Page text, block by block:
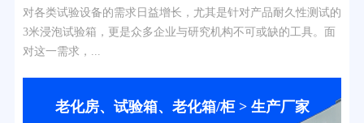
对各类试验设备的需求日益增长，尤其是针对产品耐久性测试的
3米浸泡试验箱，更是众多企业与研究机构不可或缺的工具。面
对这一需求，...
老化房、试验箱、老化箱/柜 > 生产厂家